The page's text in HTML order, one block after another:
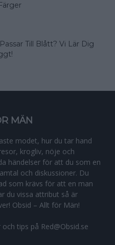
Till Blått? Vi Lär Dig
MÄN
modet, hur du tar hand
krogliv, nöje och
händelser för att du som en
och diskussioner. Du
som krävs för att en man
du vissa attribut så är
Obsid – Allt för Män!
tips på Red@Obsid.se